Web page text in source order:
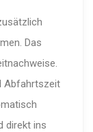
Das
Abfahrtszeit
direkt ins